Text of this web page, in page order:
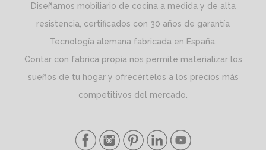
Diseñamos mobiliario de cocina a medida y de alta
resistencia, certificados con 30 años de garantía
Tecnología alemana fabricada en España.
Contar con fabrica propia nos permite materializar los
sueños de tu hogar y ofrecértelos a los precios más
competitivos del mercado.